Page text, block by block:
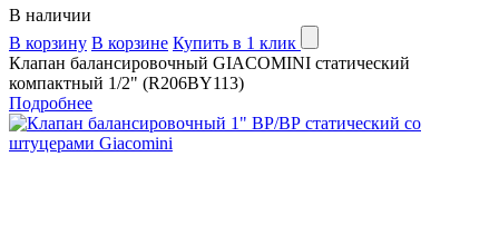
В наличии
В корзину В корзине Купить в 1 клик
Клапан балансировочный GIACOMINI статический
компактный 1/2" (R206BY113)
Подробнее